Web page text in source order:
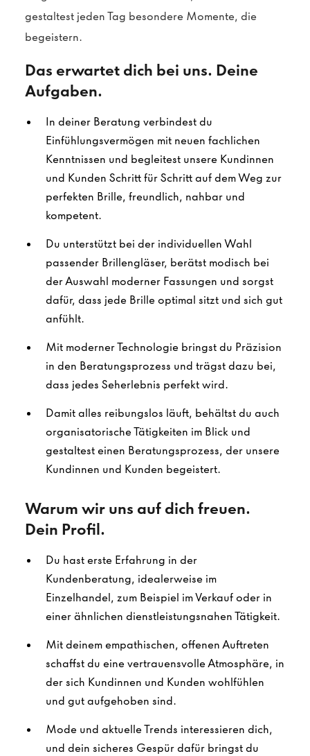
gestaltest jeden Tag besondere Momente, die
begeistern.
Das erwartet dich bei uns. Deine
Aufgaben.
In deiner Beratung verbindest du
Einfühlungsvermögen mit neuen fachlichen
Kenntnissen und begleitest unsere Kundinnen
und Kunden Schritt für Schritt auf dem Weg zur
perfekten Brille, freundlich, nahbar und
kompetent.
Du unterstützt bei der individuellen Wahl
passender Brillengläser, berätst modisch bei
der Auswahl moderner Fassungen und sorgst
dafür, dass jede Brille optimal sitzt und sich gut
anfühlt.
Mit moderner Technologie bringst du Präzision
in den Beratungsprozess und trägst dazu bei,
dass jedes Seherlebnis perfekt wird.
Damit alles reibungslos läuft, behältst du auch
organisatorische Tätigkeiten im Blick und
gestaltest einen Beratungsprozess, der unsere
Kundinnen und Kunden begeistert.
Warum wir uns auf dich freuen.
Dein Profil.
Du hast erste Erfahrung in der
Kundenberatung, idealerweise im
Einzelhandel, zum Beispiel im Verkauf oder in
einer ähnlichen dienstleistungsnahen Tätigkeit.
Mit deinem empathischen, offenen Auftreten
schaffst du eine vertrauensvolle Atmosphäre, in
der sich Kundinnen und Kunden wohlfühlen
und gut aufgehoben sind.
Mode und aktuelle Trends interessieren dich,
und dein sicheres Gespür dafür bringst du